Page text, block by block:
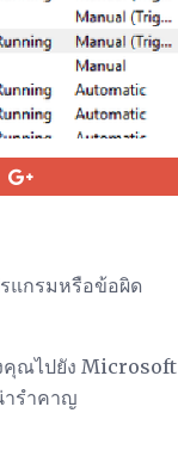
แกรมหรือข้อผิด
คุณไปยัง Microsoft
ารำคาญ